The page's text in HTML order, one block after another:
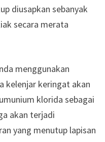
diusapkan sebanyak
secara merata
menggunakan
kelenjar keringat akan
klorida sebagai
akan terjadi
yang menutup lapisan